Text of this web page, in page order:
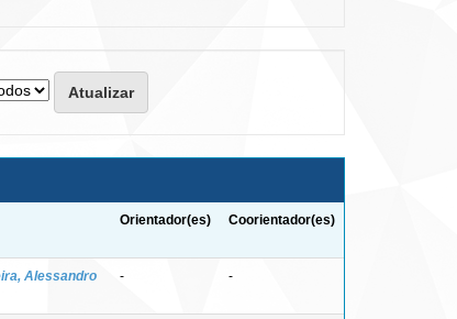
Orientador(es) Coorientador(es)
Alessandro
- -